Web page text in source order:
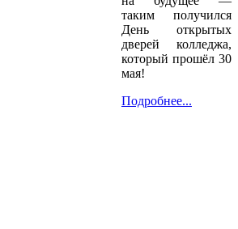
таким получился
День открытых
дверей колледжа,
который прошёл 30
мая!
Подробнее...